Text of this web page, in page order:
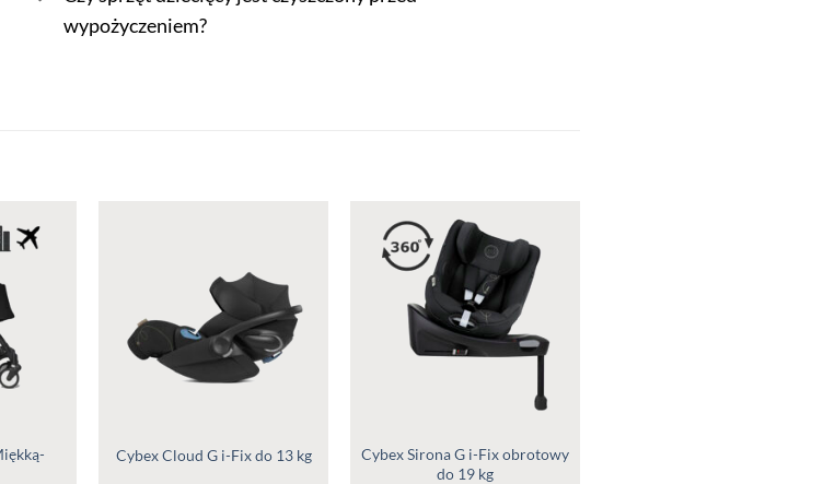
wypożyczeniem?
Cybex Cloud G i-Fix do 13 kg
Cybex Sirona G i-Fix obrotowy
do 19 kg